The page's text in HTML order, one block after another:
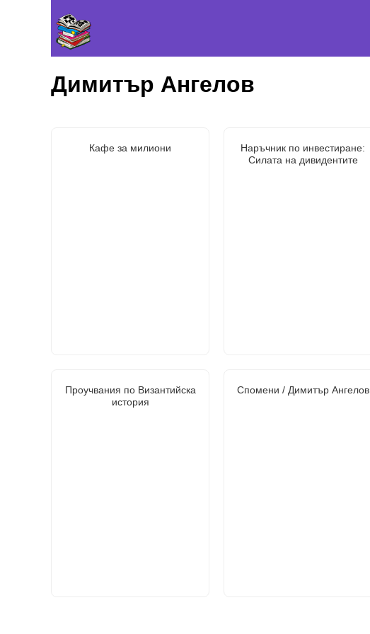
Димитър Ангелов
Кафе за милиони
Наръчник по инвестиране:
Силата на дивидентите
Проучвания по Византийска
история
Спомени / Димитър Ангелов